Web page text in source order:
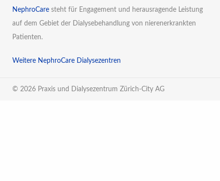
NephroCare steht für Engagement und herausragende Leistung
auf dem Gebiet der Dialysebehandlung von nierenerkrankten
Patienten.
Weitere NephroCare Dialysezentren
© 2026 Praxis und Dialysezentrum Zürich-City AG